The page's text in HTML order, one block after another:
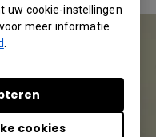
uw cookie-instellingen
meer informatie
cookies